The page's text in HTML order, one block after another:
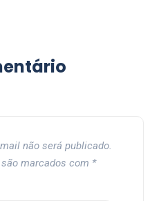
não será publicado.
marcados com *